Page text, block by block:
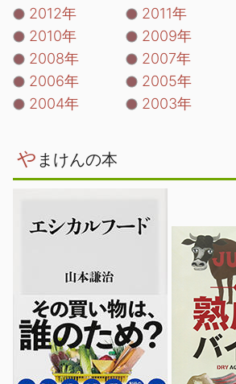
2012年
2011年
2010年
2009年
2008年
2007年
2006年
2005年
2004年
2003年
や まけんの本